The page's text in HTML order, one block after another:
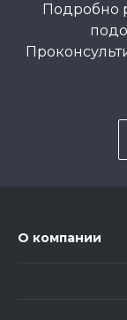
Подробно
О компании